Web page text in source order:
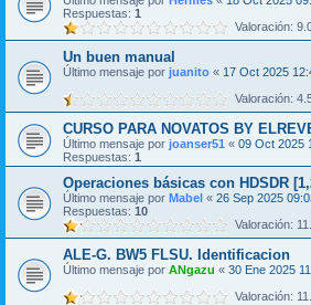
Respuestas: 1
Valoración:
Un buen manual
Último mensaje por juanito « 17 Oct 2025
Valoración:
CURSO PARA NOVATOS BY
Último mensaje por joanser51 « 09 Oct 2025
Respuestas: 1
Operaciones básicas con HDSDR
Último mensaje por Mabel « 26 Sep 2025
Respuestas: 10
Valoración:
ALE-G. BW5 FLSU. Identificacion
Último mensaje por ANgazu « 30 Ene 2025
Valoración: